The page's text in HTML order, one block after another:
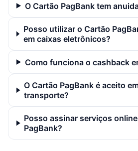
O Cartão PagBank tem
Posso utilizar o Cartão
em caixas eletrônicos?
Como funciona o cashback
O Cartão PagBank é aceito
transporte?
Posso assinar serviços
PagBank?